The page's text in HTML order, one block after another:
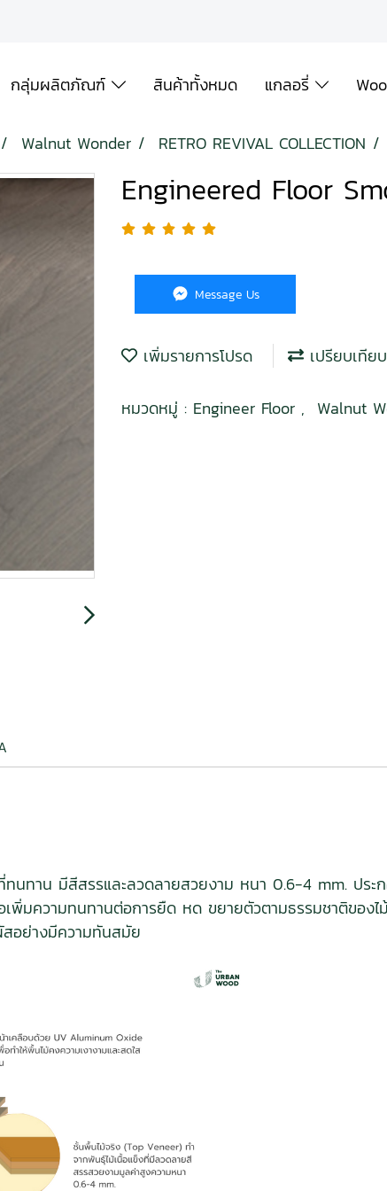
กลุ่มผลิตภัณฑ์ สินค้าทั้งหมด แกลอรี่
Walnut Wonder RETRO REVIVAL COLLECTION
Engineered Floor
Message Us
เพิ่มรายการโปรด เปรียบเทียบ
หมวดหมู่ : Engineer Floor , Walnut
ทนทาน มีสีสรรและลวดลายสวยงาม หนา 0.6-4 mm. ประ
พิ่มความทนทานต่อการยืด หด ขยายตัวตามธรรมชาติขอ
อย่างมีความทันสมัย